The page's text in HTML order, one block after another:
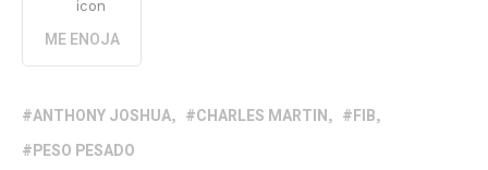
ME ENOJA
ANTHONY JOSHUA CHARLES MARTIN
FIB
PESO PESADO